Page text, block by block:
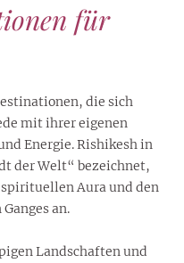
für
die sich
mit ihrer eigenen
Energie. Rishikesh in
der Welt“ bezeichnet,
Aura und den
an.
Landschaften und